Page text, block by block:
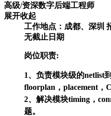
高级/资深数字后端工程师
展开收起
工作地点： 成都、深圳
无截止日期
岗位职责:
1、负责模块级的netlist
floorplan，placement，
2、解决模块timing，
题。